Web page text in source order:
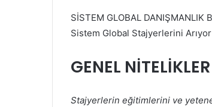
SİSTEM GLOBAL DANIŞMANLIK
Sistem Global Stajyerlerini
GENEL
Stajyerlerin eğitimlerini ve